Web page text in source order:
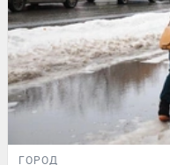
ГОРОД